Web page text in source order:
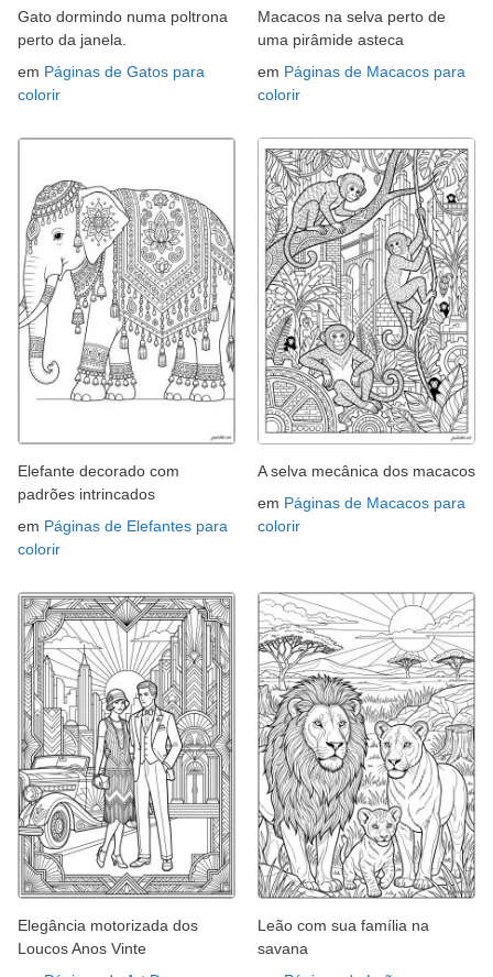
Gato dormindo numa poltrona
perto da janela.
em Páginas de Gatos para
colorir
Macacos na selva perto de
uma pirâmide asteca
em Páginas de Macacos para
colorir
Elefante decorado com
padrões intrincados
em Páginas de Elefantes para
colorir
A selva mecânica dos macacos
em Páginas de Macacos para
colorir
Elegância motorizada dos
Loucos Anos Vinte
Leão com sua família na
savana